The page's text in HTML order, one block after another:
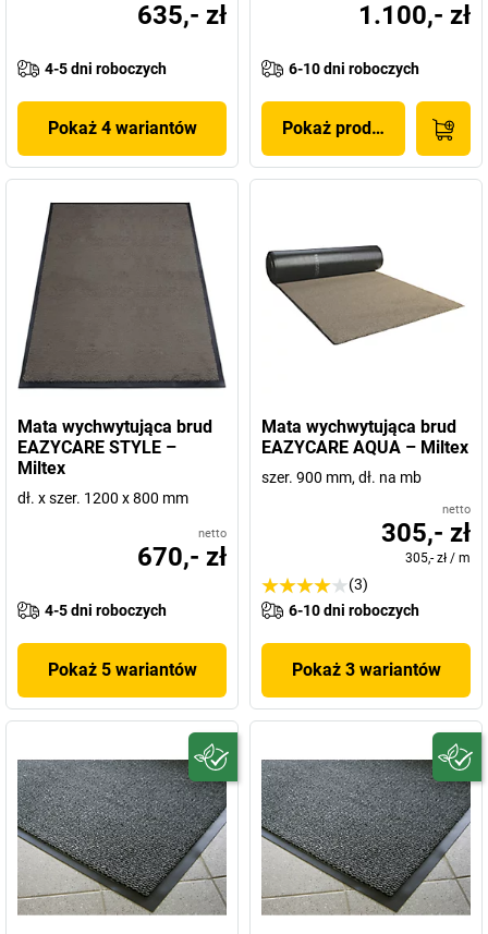
635,- zł
4-5 dni roboczych
Pokaż 4 wariantów
1.100,- zł
6-10 dni roboczych
Pokaż produkt
Mata wychwytująca brud
EAZYCARE STYLE –
Miltex
dł. x szer. 1200 x 800 mm
netto
670,- zł
4-5 dni roboczych
Pokaż 5 wariantów
Mata wychwytująca brud
EAZYCARE AQUA – Miltex
szer. 900 mm, dł. na mb
netto
305,- zł
305,- zł / m
(3)
6-10 dni roboczych
Pokaż 3 wariantów